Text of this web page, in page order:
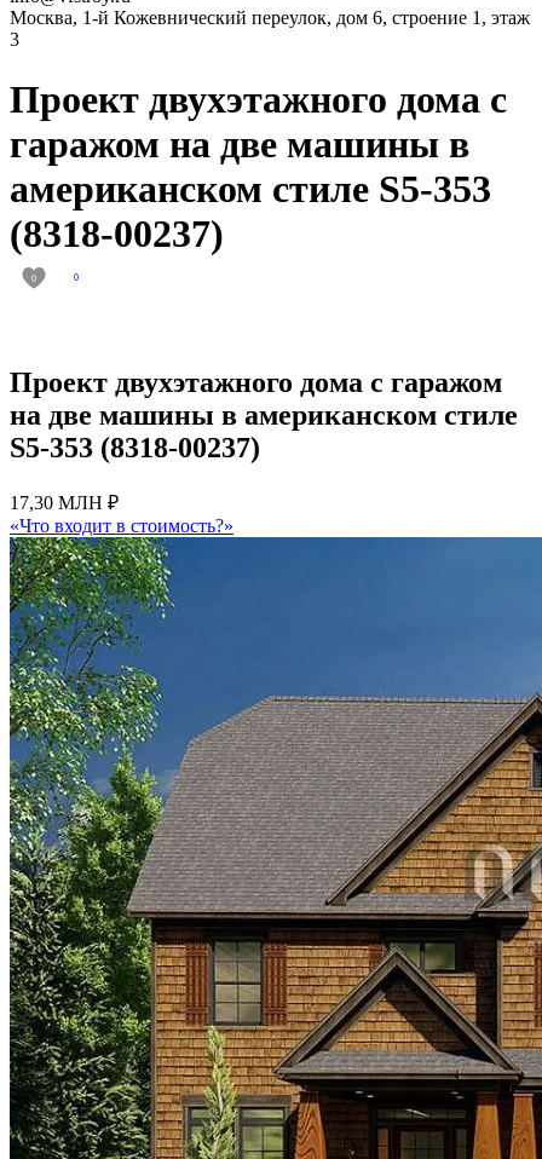
Москва, 1-й Кожевнический переулок, дом 6, строение 1, этаж
3
Проект двухэтажного дома с
гаражом на две машины в
американском стиле S5-353
(8318-00237)
0 0
Проект двухэтажного дома с гаражом
на две машины в американском стиле
S5-353 (8318-00237)
17,30 МЛН ₽
«Что входит в стоимость?»